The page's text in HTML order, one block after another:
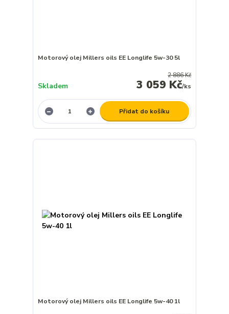
Motorový olej Millers oils EE Longlife 5w-30 5l
2 886 Kč
3 059 Kč/ks
Skladem
Přidat do košíku
Motorový olej Millers oils EE Longlife 5w-40 1l